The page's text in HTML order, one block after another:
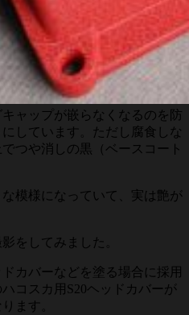
ャップが嵌らなくなるのを防
しています。ただし腐食しな
つや消しの黒（ベースコート
模様になっていて、実は艶が
をしてみました。
カバーなどを塗る場合に採用
コスカ用S20ヘッドカバーが
ます。